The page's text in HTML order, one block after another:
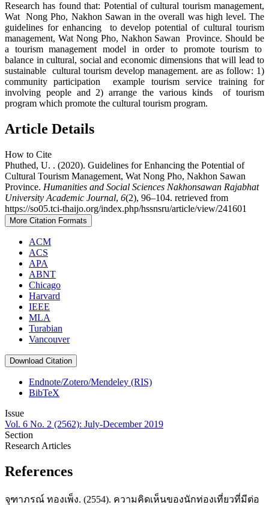
Research has found that: Potential of cultural tourism management,
Wat Nong Pho, Nakhon Sawan in the overall was high level. The
guidelines for enhancing to develop potential of cultural tourism
management, Wat Nong Pho, Nakhon Sawan Province. Should be
a tourism management model in order to promote tourism to
balance in cultural, social and economic dimensions that will lead to
sustainable cultural tourism develop management. are as follow: 1)
community participation example tourism service training for
involving people and 2) arrange the various kinds of tourism
program which promote the cultural tourism program.
Article Details
How to Cite
Phuthed, U. . (2020). Guidelines for Enhancing the Potential of
Cultural Tourism Management, Wat Nong Pho, Nakhon Sawan
Province. Humanities and Social Sciences Nakhonsawan Rajabhat
University Academic Journal, 6(2), 96–104. retrieved from
https://so05.tci-thaijo.org/index.php/hssnsru/article/view/241601
More Citation Formats
ACM
ACS
APA
ABNT
Chicago
Harvard
IEEE
MLA
Turabian
Vancouver
Download Citation
Endnote/Zotero/Mendeley (RIS)
BibTeX
Issue
Vol. 6 No. 2 (2562): July-December 2019
Section
Research Articles
References
จุฑาภรณ์ ทองเพ็ง. (2554). ความคิดเห็นของนักท่องเที่ยวที่มีต่อ